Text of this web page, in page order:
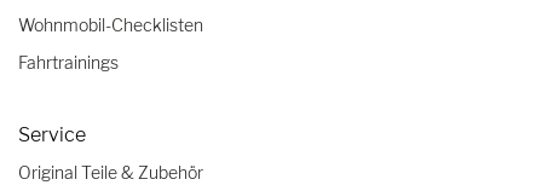
Wohnmobil-Checklisten
Fahrtrainings
Service
Original Teile & Zubehör